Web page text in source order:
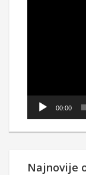
00:00
Najnovije